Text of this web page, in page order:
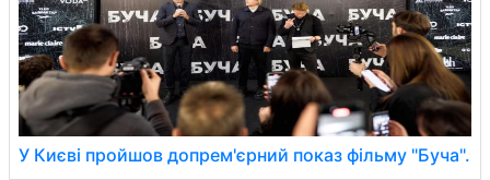
У Києві пройшов допрем'єрний показ фільму "Буча".